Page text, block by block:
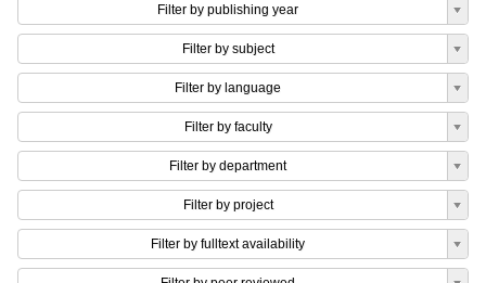
Filter by publishing year
Filter by subject
Filter by language
Filter by faculty
Filter by department
Filter by project
Filter by fulltext availability